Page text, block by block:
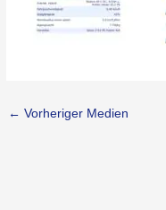
← Vorheriger Medien